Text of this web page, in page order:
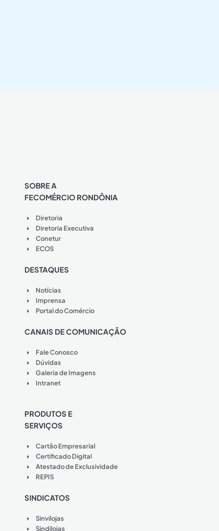
SOBRE A
FECOMÉRCIO RONDÔNIA
Diretoria
Diretoria Executiva
Conetur
ECOS
DESTAQUES
Notícias
Imprensa
Portal do Comércio
CANAIS DE COMUNICAÇÃO
Fale Conosco
Dúvidas
Galeria de Imagens
Intranet
PRODUTOS E
SERVIÇOS
Cartão Empresarial
Certificado Digital
Atestado de Exclusividade
REPIS
SINDICATOS
Sinvilojas
Sindilojas